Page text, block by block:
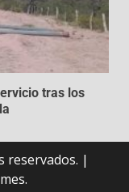
tras los
reservados. |